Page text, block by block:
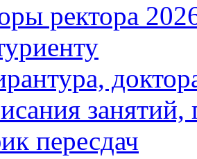
ректора
пересдач